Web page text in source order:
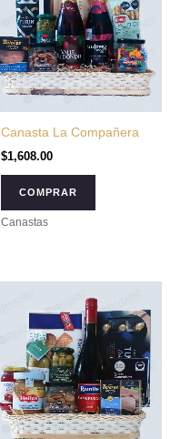
Canasta La Compañera
$1,608.00
COMPRAR
Canastas